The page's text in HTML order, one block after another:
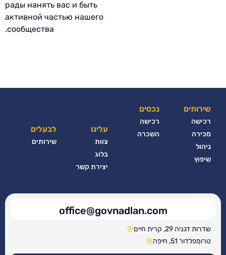
рады нанять вас и быть
активной частью нашего
сообщества.
שירותים
רכישה
מכירה
ניהול
שיפוץ
נכסים
רכישה
השכרה
עלינו
צוות
בלוג
יצירת קשר
לבעלים
שירותים
office@govnadlan.com
שדרות דגניה 29, קרית חיים
טרומפלדור 51, חיפה